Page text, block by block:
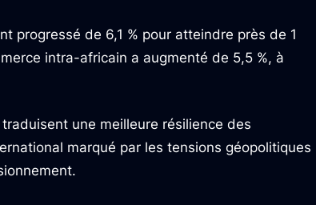
progressé de 6,1 % pour atteindre près de 1
intra-africain a augmenté de 5,5 %, à
une meilleure résilience des
marqué par les tensions géopolitiques